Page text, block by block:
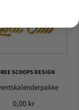
SCOOPS DESIGN
0,00 kr